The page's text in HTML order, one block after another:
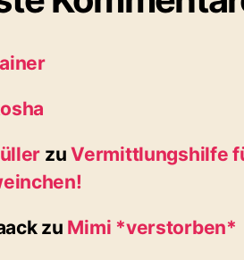
zuVermittlungshilfe
zu Mimi *verstorben*